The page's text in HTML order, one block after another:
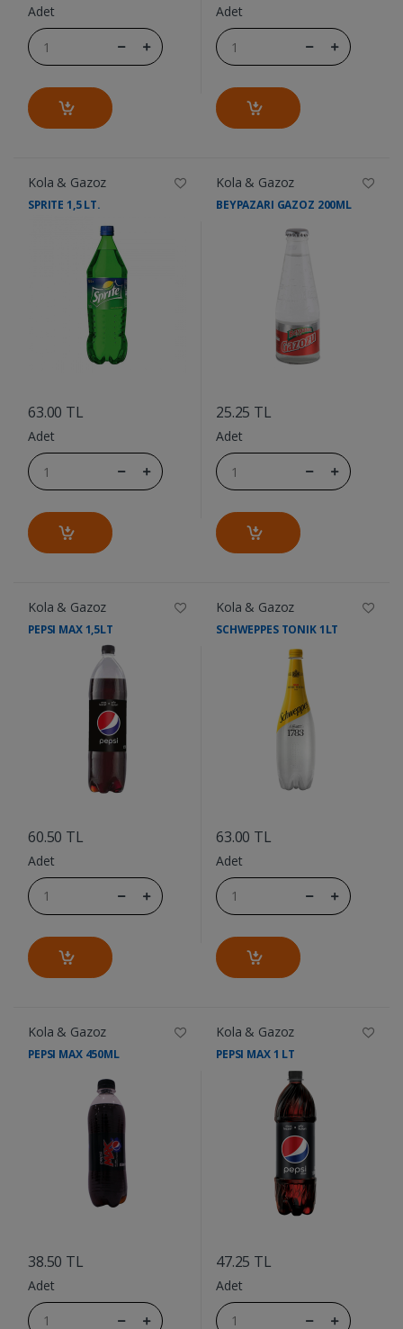
Adet Adet
Kola & Gazoz
SPRITE 1,5 LT.
63.00 TL
Adet
Kola & Gazoz
BEYPAZARI GAZOZ 200ML
25.25 TL
Adet
Kola & Gazoz
PEPSI MAX 1,5LT
60.50 TL
Adet
Kola & Gazoz
SCHWEPPES TONIK 1LT
63.00 TL
Adet
Kola & Gazoz
PEPSI MAX 450ML
38.50 TL
Adet
Kola & Gazoz
PEPSI MAX 1 LT
47.25 TL
Adet